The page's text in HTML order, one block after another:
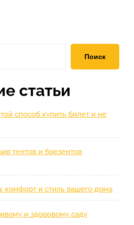
Поиск
статьи
способ купить билет и не
тентов и брезентов
комфорт и стиль вашего дома
и здоровому саду